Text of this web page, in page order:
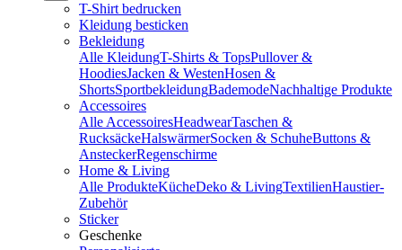
T-Shirt bedrucken
Kleidung besticken
Bekleidung
Alle KleidungT-Shirts & TopsPullover &
HoodiesJacken & WestenHosen &
ShortsSportbekleidungBademodeNachhaltige Produkte
Accessoires
Alle AccessoiresHeadwearTaschen &
RucksäckeHalswärmerSocken & SchuheButtons &
AnsteckerRegenschirme
Home & Living
Alle ProdukteKücheDeko & LivingTextilienHaustier-
Zubehör
Sticker
Geschenke